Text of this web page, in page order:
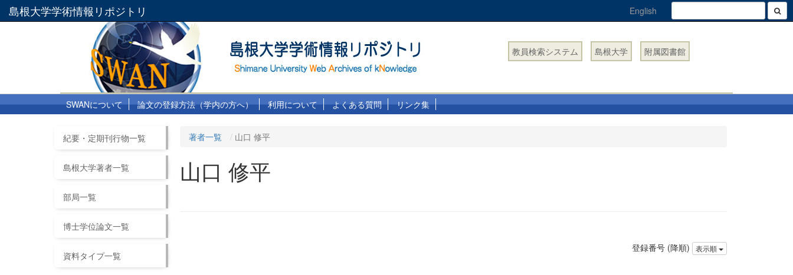
島根大学学術情報リポジトリ English
教員検索システム 島根大学 附属図書館
SWANについて 論文の登録方法（学内の方へ） 利用について よくある質問 リンク集
紀要・定期刊行物一覧
島根大学著者一覧
部局一覧
博士学位論文一覧
資料タイプ一覧
著者一覧 山口 修平
山口 修平
登録番号 (降順) 表示順